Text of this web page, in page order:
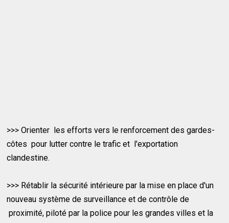
>>> Orienter les efforts vers le renforcement des gardes-
côtes pour lutter contre le trafic et l'exportation
clandestine.
>>> Rétablir la sécurité intérieure par la mise en place d'un
nouveau système de surveillance et de contrôle de
proximité, piloté par la police pour les grandes villes et la